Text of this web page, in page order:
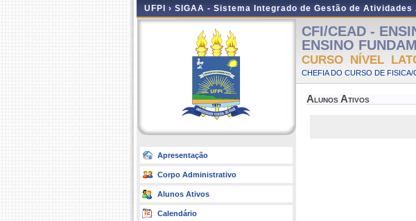
UFPI › SIGAA - Sistema Integrado de Gestão de Atividades
Apresentação
Corpo Administrativo
Alunos Ativos
Calendário
CFI/CEAD -
ENSINO
CURSO NÍVEL
CHEFIA DO CURSO DE FISICA/
Alunos Ativos